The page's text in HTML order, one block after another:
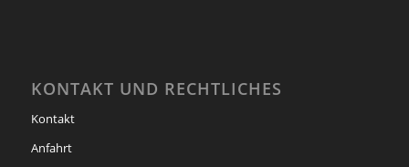
KONTAKT UND RECHTLICHES
Kontakt
Anfahrt